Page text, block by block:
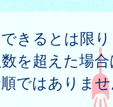
きるとは限
を超えた場
ではありませ